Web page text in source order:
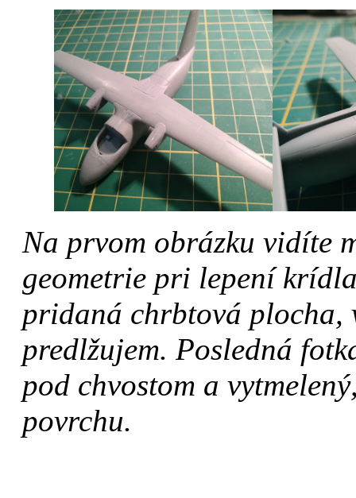
Na prvom obrázku vidíte
geometrie pri lepení
pridaná chrbtová plocha,
predlžujem. Posledná
pod chvostom a
povrchu.